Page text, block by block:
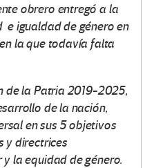
obrero entregó a la
igualdad de género en
la que todavía falta
de la Patria 2019-2025,
de la nación,
en sus 5 objetivos
y directrices
la equidad de género.